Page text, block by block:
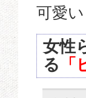
可愛
女性
る